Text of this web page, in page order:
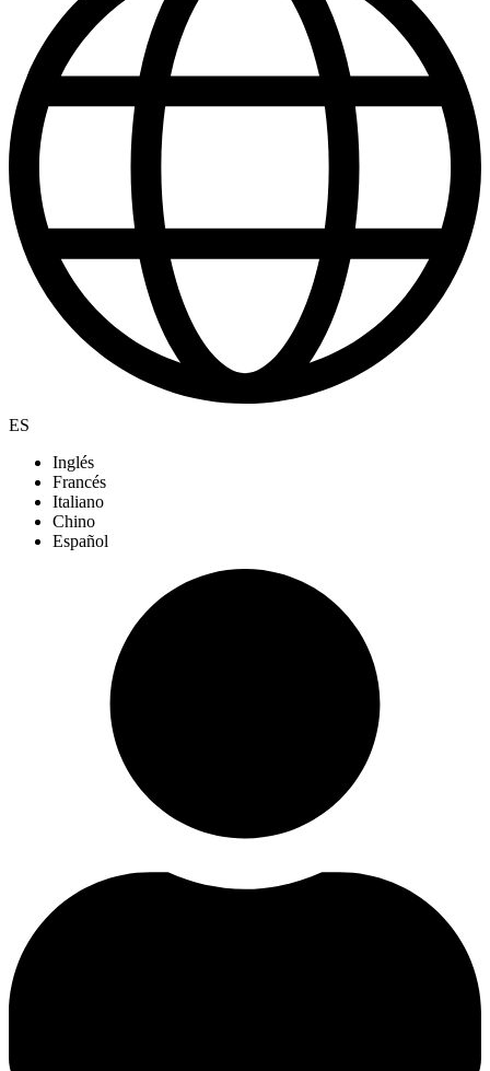
ES
Inglés
Francés
Italiano
Chino
Español